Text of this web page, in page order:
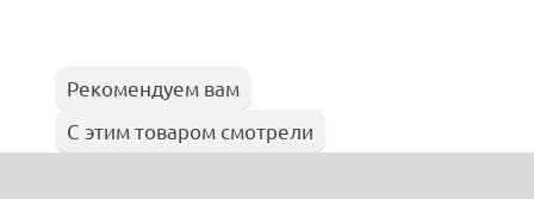
Рекомендуем вам
С этим товаром смотрели